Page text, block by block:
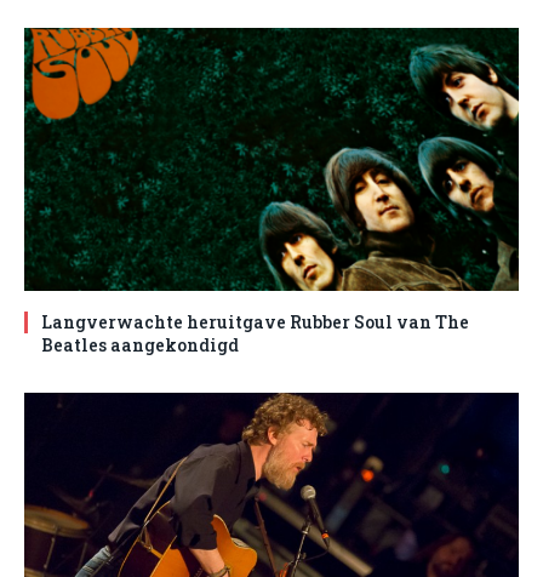
Langverwachte heruitgave Rubber Soul van The
Beatles aangekondigd